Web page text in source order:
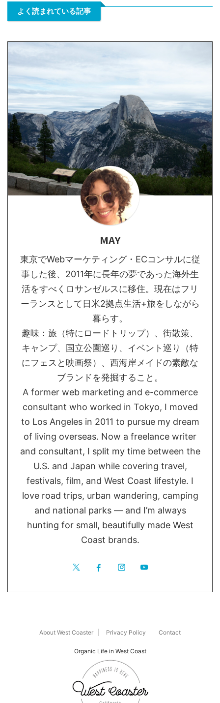
よく読まれている記事
MAY
東京でWebマーケティング・ECコンサルに従
事した後、2011年に長年の夢であった海外生
活をすべくロサンゼルスに移住。現在はフリ
ーランスとして日米2拠点生活+旅をしながら
暮らす。
趣味：旅（特にロードトリップ）、街散策、
キャンプ、国立公園巡り、イベント巡り（特
にフェスと映画祭）、西海岸メイドの素敵な
ブランドを発掘すること。
A former web marketing and e-commerce
consultant who worked in Tokyo, I moved
to Los Angeles in 2011 to pursue my dream
of living overseas. Now a freelance writer
and consultant, I split my time between the
U.S. and Japan while covering travel,
festivals, film, and West Coast lifestyle. I
love road trips, urban wandering, camping
and national parks — and I’m always
hunting for small, beautifully made West
Coast brands.
About West Coaster Privacy Policy Contact
Organic Life in West Coast